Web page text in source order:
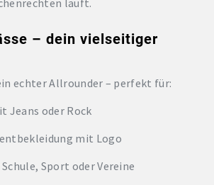
läuft.
– dein vielseitiger
echter Allrounder – perfekt für:
Jeans oder Rock
mit Logo
Sport oder Vereine